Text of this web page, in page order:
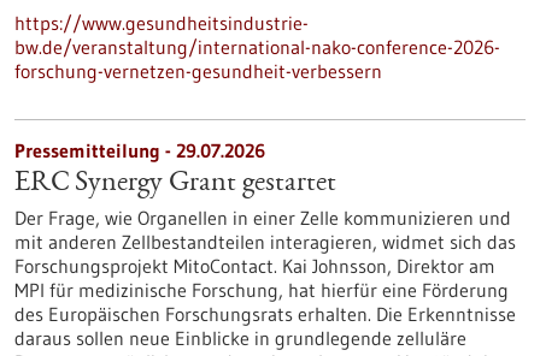
https://www.gesundheitsindustrie-
bw.de/veranstaltung/international-nako-conference-2026-
forschung-vernetzen-gesundheit-verbessern
Pressemitteilung - 29.07.2026
ERC Synergy Grant gestartet
Der Frage, wie Organellen in einer Zelle kommunizieren und
mit anderen Zellbestandteilen interagieren, widmet sich das
Forschungsprojekt MitoContact. Kai Johnsson, Direktor am
MPI für medizinische Forschung, hat hierfür eine Förderung
des Europäischen Forschungsrats erhalten. Die Erkenntnisse
daraus sollen neue Einblicke in grundlegende zelluläre